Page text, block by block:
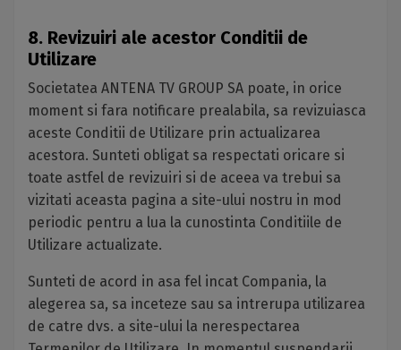
8. Revizuiri ale acestor Conditii de
Utilizare
Societatea ANTENA TV GROUP SA poate, in orice
moment si fara notificare prealabila, sa revizuiasca
aceste Conditii de Utilizare prin actualizarea
acestora. Sunteti obligat sa respectati oricare si
toate astfel de revizuiri si de aceea va trebui sa
vizitati aceasta pagina a site-ului nostru in mod
periodic pentru a lua la cunostinta Conditiile de
Utilizare actualizate.
Sunteti de acord in asa fel incat Compania, la
alegerea sa, sa inceteze sau sa intrerupa utilizarea
de catre dvs. a site-ului la nerespectarea